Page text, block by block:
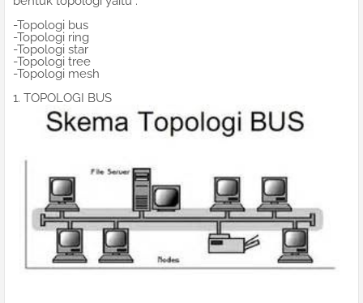
-Topologi bus
-Topologi ring
-Topologi star
-Topologi tree
-Topologi mesh
1. TOPOLOGI BUS